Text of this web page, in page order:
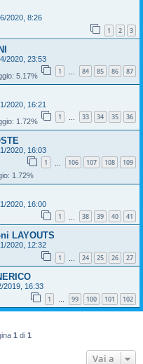
2020, 8:26
1 2 3
2020, 23:53
1 84 85 86 87
5.17%
2020, 16:21
1 33 34 35 36
1.72%
2020, 16:03
1 106 107 108 109
1.72%
2020, 16:00
1 38 39 40 41
LAYOUTS
2020, 12:32
1 24 25 26 27
2019, 16:33
1 … 99 100 101 102
1 di 1
Vai a